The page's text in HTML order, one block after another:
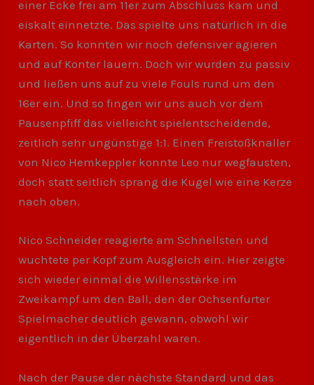
einer Ecke frei am 11er zum Abschluss kam und
eiskalt einnetzte. Das spielte uns natürlich in die
Karten. So konnten wir noch defensiver agieren
und auf Konter lauern. Doch wir wurden zu passiv
und ließen uns auf zu viele Fouls rund um den
16er ein. Und so fingen wir uns auch vor dem
Pausenpfiff das vielleicht spielentscheidende,
zeitlich sehr ungünstige 1:1. Einen Freistoßknaller
von Nico Hemkeppler konnte Leo nur wegfausten,
doch statt seitlich sprang die Kugel wie eine Kerze
nach oben.
Nico Schneider reagierte am Schnellsten und
wuchtete per Kopf zum Ausgleich ein. Hier zeigte
sich wieder einmal die Willensstärke im
Zweikampf um den Ball, den der Ochsenfurter
Spielmacher deutlich gewann, obwohl wir
eigentlich in der Überzahl waren.
Nach der Pause der nächste Standard und das